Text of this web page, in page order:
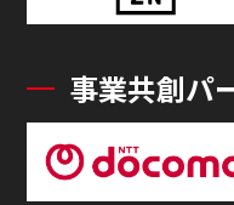
事業共創パ